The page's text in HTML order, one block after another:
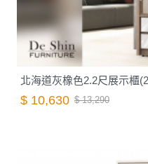
北海道灰橡色2.2尺展示櫃
$ 10,630 $ 13,290